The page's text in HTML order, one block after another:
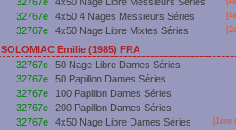
32767e 4x50 4 Nages Messieurs Séries
32767e 4x50 Nage Libre Mixtes Séries
SOLOMIAC Emilie (1985) FRA
32767e
50 Nage Libre Dames Séries
32767e
50 Papillon Dames Séries
32767e
100 Papillon Dames Séries
32767e
200 Papillon Dames Séries
32767e
4x50 Nage Libre Dames Séries [1ère